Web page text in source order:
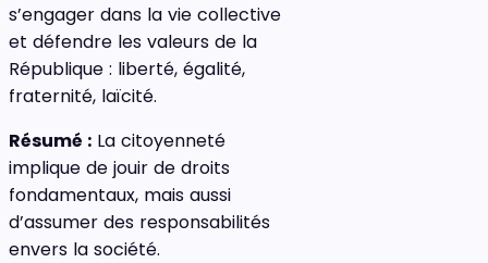
s’engager dans la vie collective
et défendre les valeurs de la
République : liberté, égalité,
fraternité, laïcité.
Résumé : La citoyenneté
implique de jouir de droits
fondamentaux, mais aussi
d’assumer des responsabilités
envers la société.